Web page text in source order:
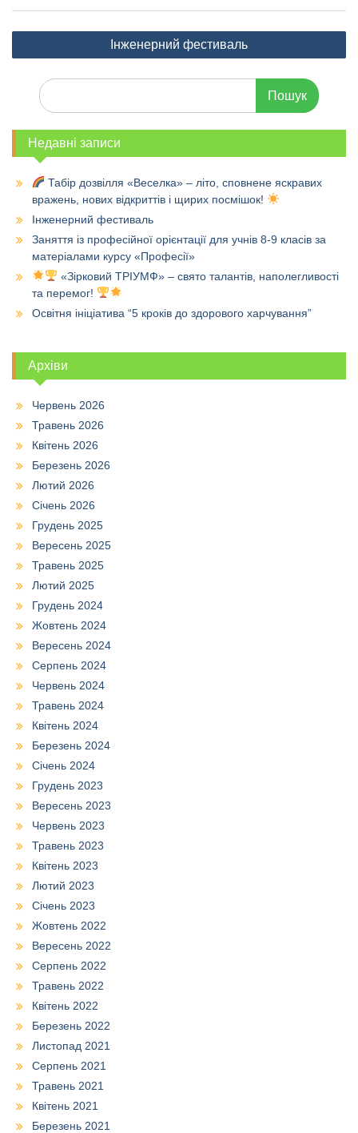
Навігація
записів
Інженерний фестиваль
Шукати:
Недавні записи
Табір дозвілля «Веселка» – літо, сповнене яскравих
вражень, нових відкриттів і щирих посмішок!
Інженерний фестиваль
Заняття із професійної орієнтації для учнів 8-9 класів за
матеріалами курсу «Професії»
«Зірковий ТРІУМФ» – свято талантів, наполегливості
та перемог!
Освітня ініціатива “5 кроків до здорового харчування”
Архіви
Червень 2026
Травень 2026
Квітень 2026
Березень 2026
Лютий 2026
Січень 2026
Грудень 2025
Вересень 2025
Травень 2025
Лютий 2025
Грудень 2024
Жовтень 2024
Вересень 2024
Серпень 2024
Червень 2024
Травень 2024
Квітень 2024
Березень 2024
Січень 2024
Грудень 2023
Вересень 2023
Червень 2023
Травень 2023
Квітень 2023
Лютий 2023
Січень 2023
Жовтень 2022
Вересень 2022
Серпень 2022
Травень 2022
Квітень 2022
Березень 2022
Листопад 2021
Серпень 2021
Травень 2021
Квітень 2021
Березень 2021